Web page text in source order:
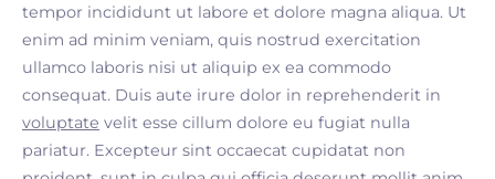
tempor incididunt ut labore et dolore magna aliqua. Ut
enim ad minim veniam, quis nostrud exercitation
ullamco laboris nisi ut aliquip ex ea commodo
consequat. Duis aute irure dolor in reprehenderit in
voluptate velit esse cillum dolore eu fugiat nulla
pariatur. Excepteur sint occaecat cupidatat non